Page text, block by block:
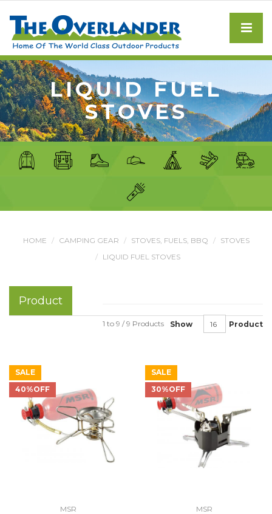
LIQUID FUEL
STOVES
HOME CAMPING GEAR STOVES, FUELS, BBQ
STOVES
LIQUID FUEL STOVES
Product
Show Product
1 to 9 / 9 Products
SALE
40%OFF
MSR
SALE
30%OFF
MSR